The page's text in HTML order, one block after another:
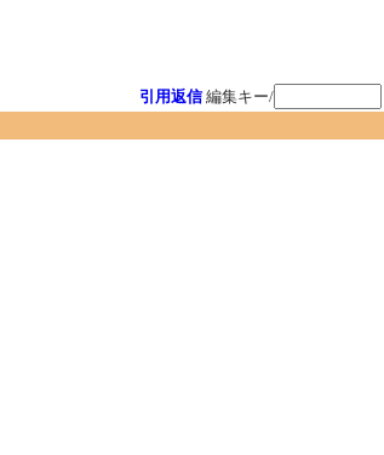
引用返信 編集キー/